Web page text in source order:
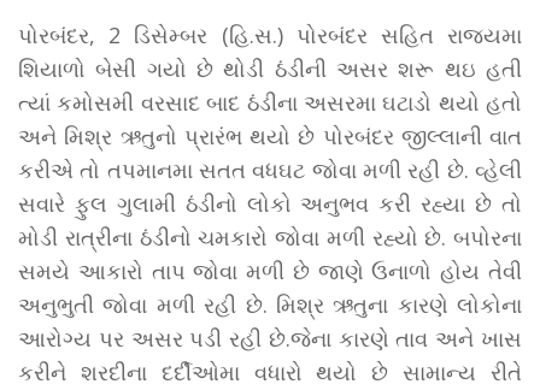
પોરબંદર, 2 ડિસેમ્બર (હિ.સ.) પોરબંદર સહિત રાજયમા
શિયાળો બેસી ગયો છે થોડી ઠંડીની અસર શરૂ થઇ હતી
ત્યાં કમોસમી વરસાદ બાદ ઠંડીના અસરમા ઘટાડો થયો હતો
અને મિશ્ર ઋતુનો પ્રારંભ થયો છે પોરબંદર જીલ્લાની વાત
કરીએ તો તપમાનમા સતત વધઘટ જોવા મળી રહી છે. વ્હેલી
સવારે ફુલ ગુલામી ઠંડીનો લોકો અનુભવ કરી રહ્યા છે તો
મોડી રાત્રીના ઠંડીનો ચમકારો જોવા મળી રહ્યો છે. બપોરના
સમયે આકારો તાપ જોવા મળી છે જાણે ઉનાળો હોય તેવી
અનુભુતી જોવા મળી રહી છે. મિશ્ર ઋતુના કારણે લોકોના
આરોગ્ય પર અસર પડી રહી છે.જેના કારણે તાવ અને ખાસ
કરીને શરદીના દર્દીઓમા વધારો થયો છે સામાન્ય રીતે